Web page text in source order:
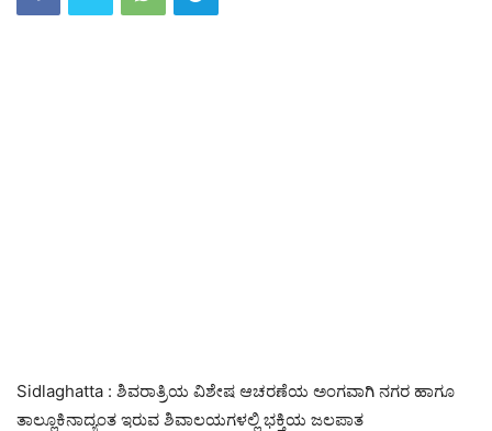
Sidlaghatta : ಶಿವರಾತ್ರಿಯ ವಿಶೇಷ ಆಚರಣೆಯ ಅಂಗವಾಗಿ ನಗರ ಹಾಗೂ
ತಾಲ್ಲೂಕಿನಾದ್ಯಂತ ಇರುವ ಶಿವಾಲಯಗಳಲ್ಲಿ ಭಕ್ತಿಯ ಜಲಪಾತ